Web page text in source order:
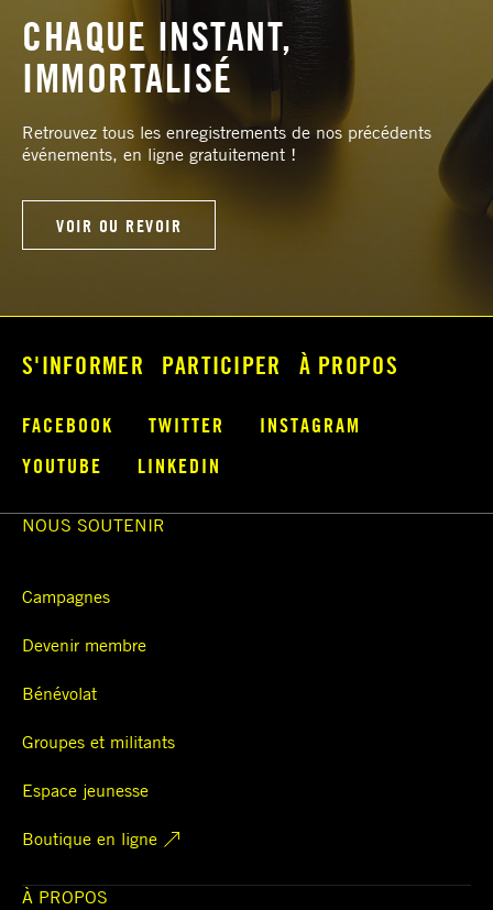
CHAQUE INSTANT,
IMMORTALISÉ
Retrouvez tous les enregistrements de nos précédents
événements, en ligne gratuitement !
VOIR OU REVOIR
S'INFORMER PARTICIPER À PROPOS
FACEBOOK TWITTER
INSTAGRAM
YOUTUBE
LINKEDIN
NOUS SOUTENIR
Campagnes
Devenir membre
Bénévolat
Groupes et militants
Espace jeunesse
Boutique en ligne
À PROPOS